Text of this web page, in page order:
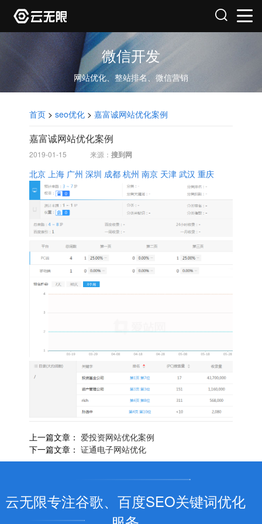
微信开发
网站优化、整站排名、微信营销
首页 > seo优化 > 嘉富诚网站优化案例
嘉富诚网站优化案例
2019-01-15 来源： 搜到网
北京 上海 广州 深圳 成都 杭州 南京 天津 武汉 重庆
上一篇文章： 爱投资网站优化案例
下一篇文章： 证通电子网站优化
云无限专注谷歌、百度SEO关键词优化